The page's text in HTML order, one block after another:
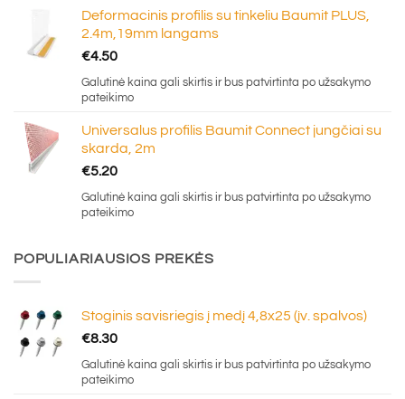
Deformacinis profilis su tinkeliu Baumit PLUS,
2.4m,19mm langams
€4.50
Galutinė kaina gali skirtis ir bus patvirtinta po užsakymo
pateikimo
Universalus profilis Baumit Connect jungčiai su
skarda, 2m
€5.20
Galutinė kaina gali skirtis ir bus patvirtinta po užsakymo
pateikimo
POPULIARIAUSIOS PREKĖS
Stoginis savisriegis į medį 4,8x25 (įv. spalvos)
€8.30
Galutinė kaina gali skirtis ir bus patvirtinta po užsakymo
pateikimo